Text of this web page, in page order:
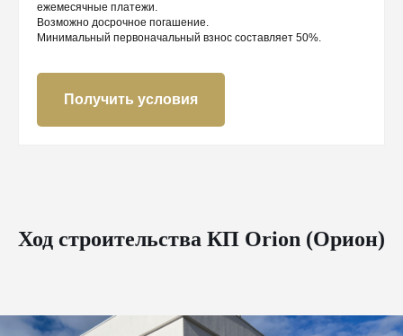
ежемесячные платежи.
Возможно досрочное погашение.
Минимальный первоначальный взнос составляет 50%.
Получить условия
Ход строительства КП Orion (Орион)